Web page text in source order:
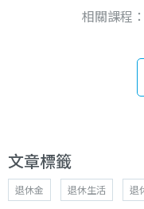
相關課程
文章標籤
退休金 退休生活 退